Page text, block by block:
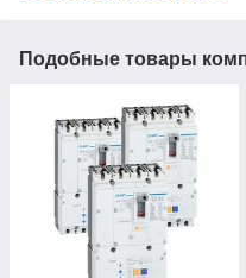
Подобные товары